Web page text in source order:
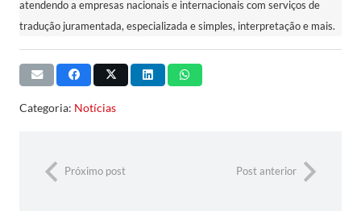
atendendo a empresas nacionais e internacionais com serviços de
tradução juramentada, especializada e simples, interpretação e mais.
Categoria: Notícias
Próximo post Post anterior